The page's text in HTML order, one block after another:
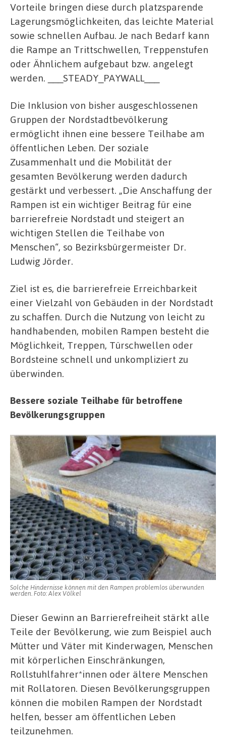
Vorteile bringen diese durch platzsparende
Lagerungsmöglichkeiten, das leichte Material
sowie schnellen Aufbau. Je nach Bedarf kann
die Rampe an Trittschwellen, Treppenstufen
oder Ähnlichem aufgebaut bzw. angelegt
werden. ___STEADY_PAYWALL___
Die Inklusion von bisher ausgeschlossenen
Gruppen der Nordstadtbevölkerung
ermöglicht ihnen eine bessere Teilhabe am
öffentlichen Leben. Der soziale
Zusammenhalt und die Mobilität der
gesamten Bevölkerung werden dadurch
gestärkt und verbessert. „Die Anschaffung der
Rampen ist ein wichtiger Beitrag für eine
barrierefreie Nordstadt und steigert an
wichtigen Stellen die Teilhabe von
Menschen“, so Bezirksbürgermeister Dr.
Ludwig Jörder.
Ziel ist es, die barrierefreie Erreichbarkeit
einer Vielzahl von Gebäuden in der Nordstadt
zu schaffen. Durch die Nutzung von leicht zu
handhabenden, mobilen Rampen besteht die
Möglichkeit, Treppen, Türschwellen oder
Bordsteine schnell und unkompliziert zu
überwinden.
Bessere soziale Teilhabe für betroffene
Bevölkerungsgruppen
Solche Hindernisse können mit den Rampen problemlos überwunden
werden. Foto: Alex Völkel
Dieser Gewinn an Barrierefreiheit stärkt alle
Teile der Bevölkerung, wie zum Beispiel auch
Mütter und Väter mit Kinderwagen, Menschen
mit körperlichen Einschränkungen,
Rollstuhlfahrer*innen oder ältere Menschen
mit Rollatoren. Diesen Bevölkerungsgruppen
können die mobilen Rampen der Nordstadt
helfen, besser am öffentlichen Leben
teilzunehmen.